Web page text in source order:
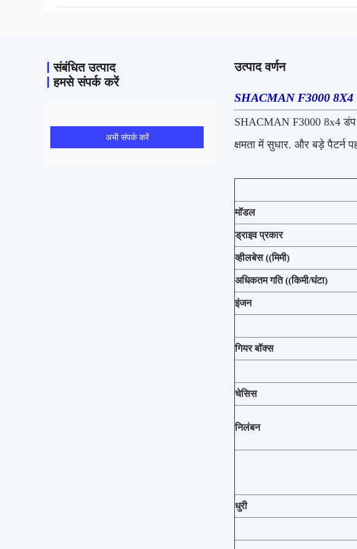
संबंधित उत्पाद
हमसे संपर्क करें
अभी संपर्क करें
उत्पाद वर्णन
SHACMAN F3000
SHACMAN F3000 8x4 डंप
क्षमता में सुधार. और बड़े पैटर्न
मॉडल
ड्राइव प्रकार
व्हीलबेस ((मिमी)
अधिकतम गति ((किमी/घंटा)
इंजन
गियर बॉक्स
चेसिस
निलंबन
धुरी